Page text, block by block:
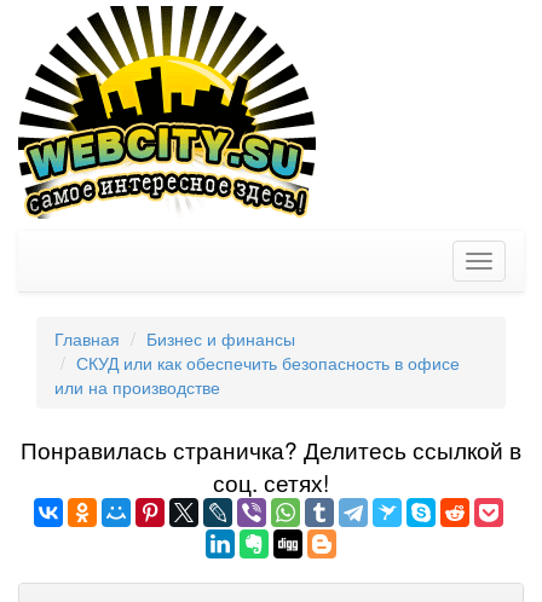
Toggle
Главная
Бизнес и финансы
СКУД или как обеспечить безопасность в офисе
или на производстве
Понравилась страничка? Делитеcь ссылкой в
соц. сетях!